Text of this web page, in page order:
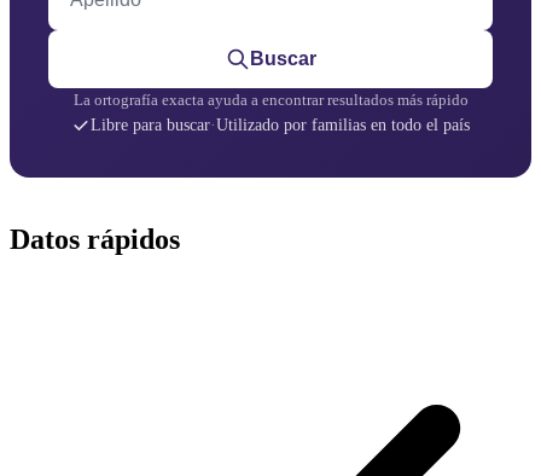
Buscar
La ortografía exacta ayuda a encontrar resultados más rápido
Libre para buscar·Utilizado por familias en todo el país
Datos rápidos